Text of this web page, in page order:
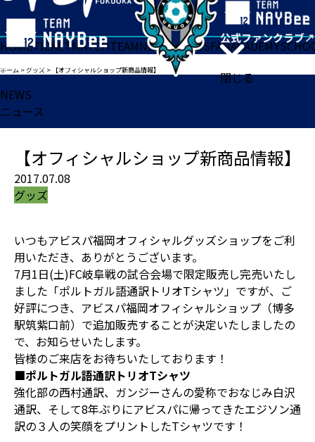
閉じる
HOMETICKETMATCHTEAMNEWSGOODSFANACADEMY
ホーム >グッズ > 【オフィシャルショップ新商品情報】
NEWS
ニュース
【オフィシャルショップ新商品情報】
2017.07.08
グッズ
いつもアビスパ福岡オフィシャルグッズショップをご利
用いただき、ありがとうございます。
7月1日(土)FC岐阜戦の試合会場で限定販売し完売いたし
ました「ポルトガル語通訳トリオTシャツ」ですが、ご
好評につき、アビスパ福岡オフィシャルショップ（博多
駅筑紫口前）で追加販売することが決定いたしましたの
で、お知らせいたします。
皆様のご来店をお待ちいたしております！
■ポルトガル語通訳トリオTシャツ
強化部の西村通訳、ガンジーさんの愛称でおなじみ白沢
通訳、そして8年ぶりにアビスパに帰ってきたエジソン通
訳の３人の笑顔をプリントしたTシャツです！